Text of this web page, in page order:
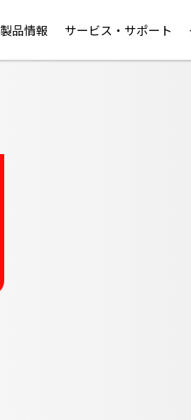
製品情報 サービス・サポート